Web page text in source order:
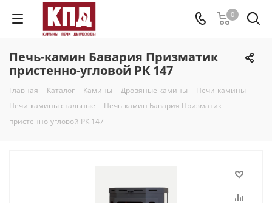
0
Печь-камин Бавария Призматик
пристенно-угловой РК 147
Главная - Каталог - Камины - Дровяные камины - Печи-камины -
Печи-камины стальные - Печь-камин Бавария Призматик
пристенно-угловой РК 147